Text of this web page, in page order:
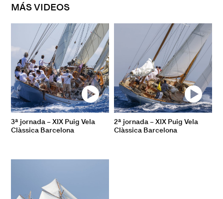
MÁS VIDEOS
3ª jornada – XIX Puig Vela
Clàssica Barcelona
2ª jornada – XIX Puig Vela
Clàssica Barcelona